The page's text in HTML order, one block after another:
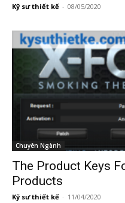
Kỹ sư thiết kế - 08/05/2020
Chuyên Ngành
The Product Keys
Products
Kỹ sư thiết kế - 11/04/2020